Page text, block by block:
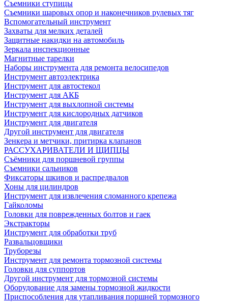
Съемники ступицы
Съемники шаровых опор и наконечников рулевых тяг
Вспомогательный инструмент
Захваты для мелких деталей
Защитные накидки на автомобиль
Зеркала инспекционные
Магнитные тарелки
Наборы инструмента для ремонта велосипедов
Инструмент автоэлектрика
Инструмент для автостекол
Инструмент для АКБ
Инструмент для выхлопной системы
Инструмент для кислородных датчиков
Инструмент для двигателя
Другой инструмент для двигателя
Зенкера и метчики, притирка клапанов
РАССУХАРИВАТЕЛИ И ЩИПЦЫ
Съёмники для поршневой группы
Съемники сальников
Фиксаторы шкивов и распредвалов
Хоны для цилиндров
Инструмент для извлечения сломанного крепежа
Гайколомы
Головки для поврежденных болтов и гаек
Экстракторы
Инструмент для обработки труб
Развальцовщики
Труборезы
Инструмент для ремонта тормозной системы
Головки для суппортов
Другой инструмент для тормозной системы
Оборудование для замены тормозной жидкости
Приспособления для утапливания поршней тормозного